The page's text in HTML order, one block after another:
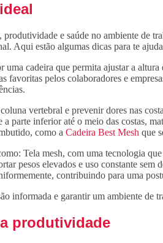
e saúde no ambiente de
Aqui estão algumas dicas para te
uma cadeira que permita ajustar a
favoritas pelos colaboradores e
vertebral e prevenir dores nas
parte inferior até o meio das costas,
como a Cadeira Best Mesh que
Tela mesh, com uma tecnologia
pesos elevados e uso constante
contribuindo para uma
informada e garantir um ambiente de
produtividade